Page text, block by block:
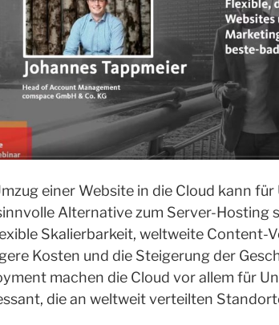
einer Website in die Cloud kann
Alternative zum Server-Hosting
Skalierbarkeit, weltweite Content-
Kosten und die Steigerung der
machen die Cloud vor allem für
die an weltweit verteilten